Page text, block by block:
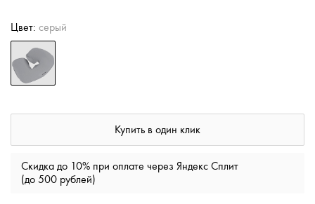
Цвет: серый
Купить в один клик
Скидка до 10% при оплате через Яндекс Сплит
(до 500 рублей)